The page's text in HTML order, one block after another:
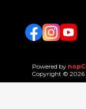
FacebookTwitterYouTube
Powered by
Copyright © 2026